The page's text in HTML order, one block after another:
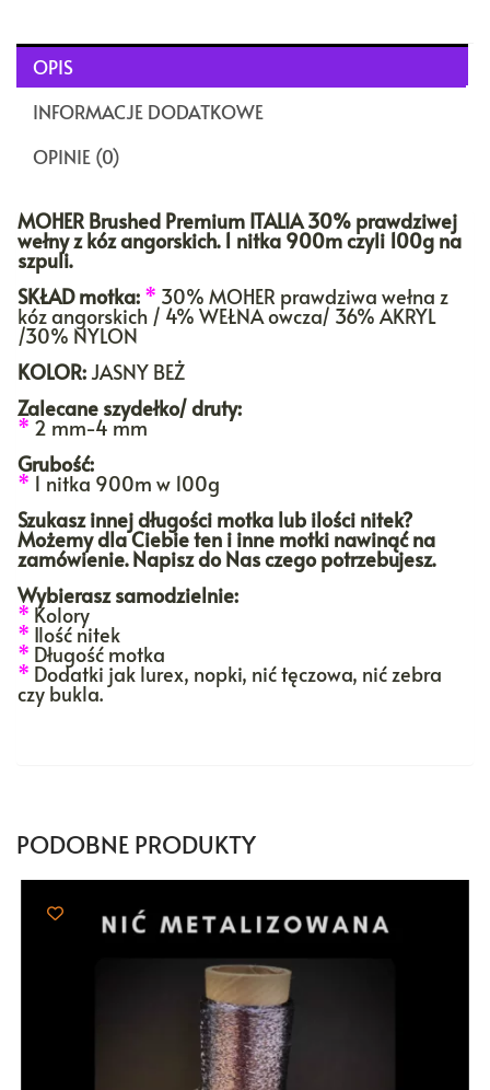
OPIS
INFORMACJE DODATKOWE
OPINIE (0)
MOHER Brushed Premium ITALIA 30% prawdziwej
wełny z kóz angorskich. 1 nitka 900m czyli 100g na
szpuli.
SKŁAD motka: * 30% MOHER prawdziwa wełna z
kóz angorskich / 4% WEŁNA owcza/ 36% AKRYL
/30% NYLON
KOLOR: JASNY BEŻ
Zalecane szydełko/ druty:
* 2 mm-4 mm
Grubość:
* 1 nitka 900m w 100g
Szukasz innej długości motka lub ilości nitek?
Możemy dla Ciebie ten i inne motki nawinąć na
zamówienie. Napisz do Nas czego potrzebujesz.
Wybierasz samodzielnie:
* Kolory
* Ilość nitek
* Długość motka
* Dodatki jak lurex, nopki, nić tęczowa, nić zebra
czy bukla.
PODOBNE PRODUKTY